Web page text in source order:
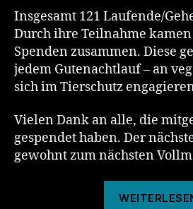
Insgesamt 121 Laufende/
Durch ihre Teilnahme kamen
Spenden zusammen. Diese
jedem Gutenachtlauf – an
sich im Tierschutz
Vielen Dank an alle, die
gespendet haben. Der
gewohnt zum nächsten